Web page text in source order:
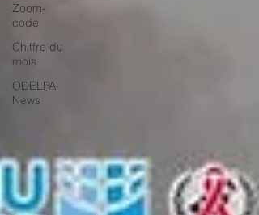
Zoom-
code
Chiffre du
mois
ODELPA
News